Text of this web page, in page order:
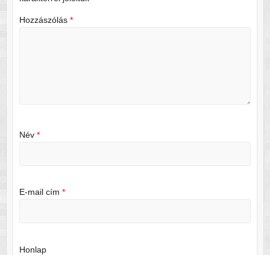
Hozzászólás *
Név *
E-mail cím *
Honlap